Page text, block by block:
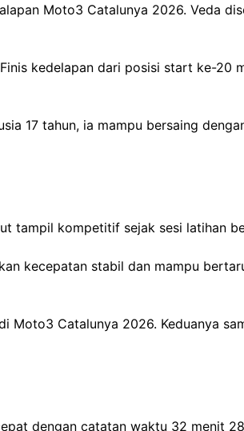
Moto3 Catalunya 2026. Veda
kedelapan dari posisi start ke-20
17 tahun, ia mampu bersaing
tampil kompetitif sejak sesi latihan
kecepatan stabil dan mampu
Moto3 Catalunya 2026. Keduanya
dengan catatan waktu 32 menit